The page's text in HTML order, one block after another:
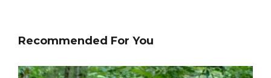
Recommended For You